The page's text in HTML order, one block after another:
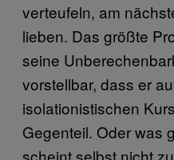
verteufeln, am
lieben. Das größte
seine
vorstellbar, dass er
isolationistischen
Gegenteil. Oder was
scheint selbst nicht